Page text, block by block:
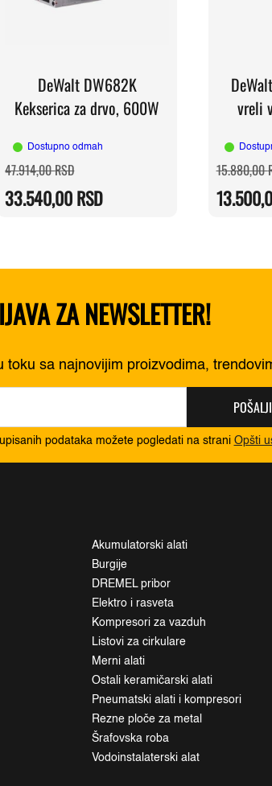
DeWalt DW682K
Kekserica za drvo, 600W
Dostupno odmah
47.914,00RSDOriginalna
cena
bila:
47.914,00 RSD.
33.540,00RSD
Trenutna
cena
33.540,00 RSD.
vreli
15.880,00
ZA NEWSLETTER!
toku sa najnovijim proizvodima,
POŠALJI
podataka možete pogledati na strani Opšti
Akumulatorski alati
Burgije
DREMEL pribor
Elektro i rasveta
Kompresori za vazduh
Listovi za cirkulare
Merni alati
Ostali keramičarski alati
Pneumatski alati i kompresori
Rezne ploče za metal
Šrafovska roba
Vodoinstalaterski alat